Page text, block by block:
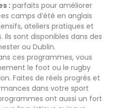
: parfaits pour améliorer
camps d’été en anglais
ateliers pratiques et
sont disponibles dans des
ou Dublin.
ces programmes, vous
le foot ou le rugby
Faites de réels progrès et
dans votre sport
ont aussi un fort